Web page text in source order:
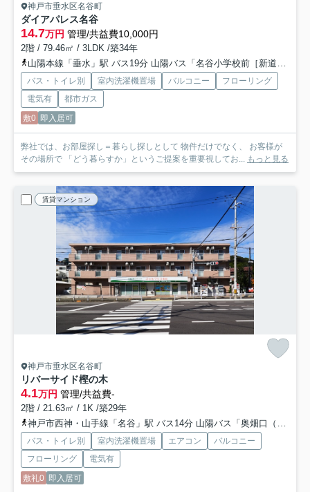
神戸市垂水区名谷町
ダイアパレス名谷
14.7万円 管理/共益費10,000円
2階 / 79.46㎡ / 3LDK /築34年
山陽本線「垂水」駅 バス19分 山陽バス「名谷小学校前［新道］」 停歩4分
バス・トイレ別 室内洗濯機置場 バルコニー
フローリング
電気有
都市ガス
敷0 即入居可
弊社では、お部屋探し＝暮らし探しとして 物件だけでなく、 お客様が
その場所で 「どう暮らすか」というご提案を重要視してお... もっと見る
賃貸マンション
神戸市垂水区名谷町
リバーサイド樫の木
4.1万円 管理/共益費-
2階 / 21.63㎡ / 1K /築29年
神戸市西神・山手線「名谷」駅 バス14分 山陽バス「奥畑口（神戸市）」 停歩4分
バス・トイレ別 室内洗濯機置場 エアコン
バルコニー
フローリング
電気有
敷礼0 即入居可